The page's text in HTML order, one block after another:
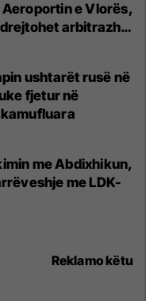
e Vlorës,
drejtohet arbitrazhit
ushtarët rusë në
fjetur në
me Abdixhikun,
me LDK-
Reklamo këtu